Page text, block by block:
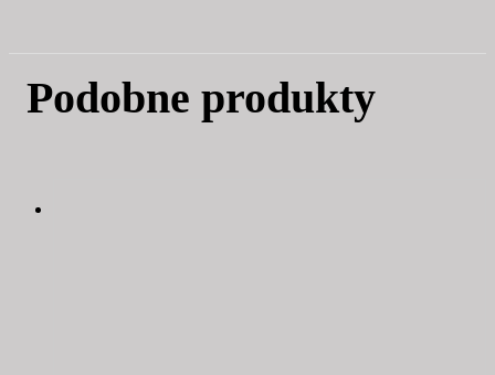
Podobne produkty